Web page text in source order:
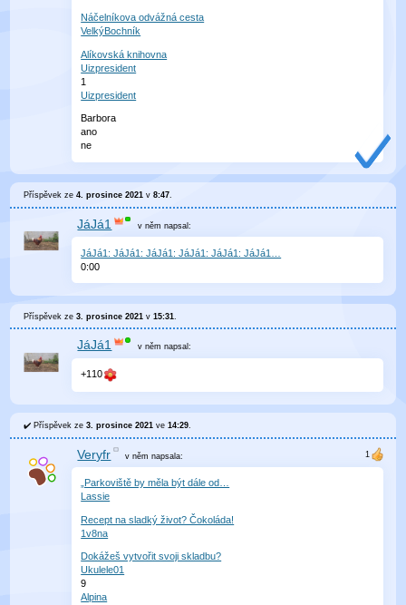
Náčelníkova odvážná cesta
VelkýBochník
Alíkovská knihovna
Uizpresident
1
Uizpresident
Barbora
ano
ne
Příspěvek ze4. prosince 2021 v8:47.
JáJá1 v něm napsal:
JáJá1: JáJá1: JáJá1: JáJá1: JáJá1: JáJá1…
0:00
Příspěvek ze3. prosince 2021 v15:31
JáJá1 v něm napsal:
+110
Příspěvek ze3. prosince 2021 ve14:29
Veryfr v němnapsala:
„Parkoviště by měla být dále od…
Lassie
Recept na sladký život? Čokoláda!
1v8na
Dokážeš vytvořit svoji skladbu?
Ukulele01
9
Alpina